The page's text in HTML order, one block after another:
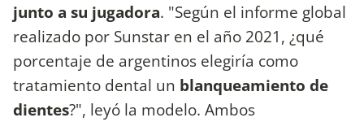
junto a su jugadora. "Según el informe global
realizado por Sunstar en el año 2021, ¿qué
porcentaje de argentinos elegiría como
tratamiento dental un blanqueamiento de
dientes?", leyó la modelo. Ambos